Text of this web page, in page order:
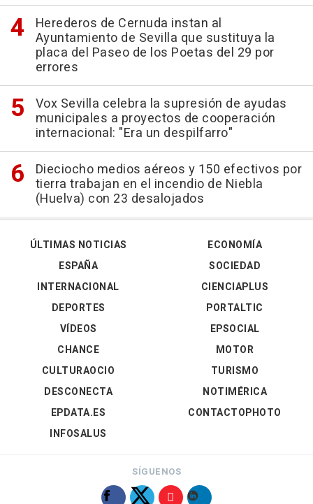
Herederos de Cernuda instan al
Ayuntamiento de Sevilla que sustituya la
placa del Paseo de los Poetas del 29 por
errores
Vox Sevilla celebra la supresión de ayudas
municipales a proyectos de cooperación
internacional: "Era un despilfarro"
Dieciocho medios aéreos y 150 efectivos por
tierra trabajan en el incendio de Niebla
(Huelva) con 23 desalojados
ÚLTIMAS NOTICIAS
ESPAÑA
INTERNACIONAL
DEPORTES
VÍDEOS
ECONOMÍA
SOCIEDAD
CIENCIAPLUS
PORTALTIC
EPSOCIAL
CHANCE
CULTURAOCIO
DESCONECTA
EPDATA.ES
INFOSALUS
MOTOR
TURISMO
NOTIMÉRICA
CONTACTOPHOTO
SÍGUENOS